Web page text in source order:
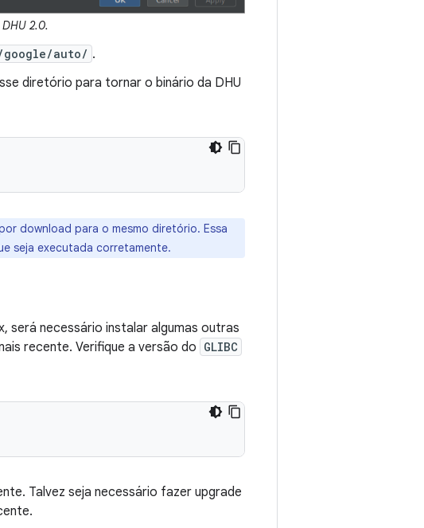
2.0.
auto/ .
diretório para tornar o binário da DHU
download para o mesmo diretório. Essa
seja executada corretamente.
será necessário instalar algumas outras
recente. Verifique a versão do GLIBC
Talvez seja necessário fazer upgrade